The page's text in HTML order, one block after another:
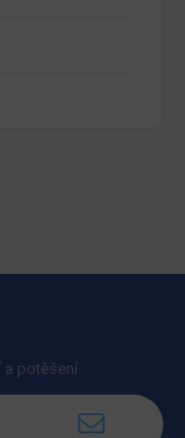
a potěšení.